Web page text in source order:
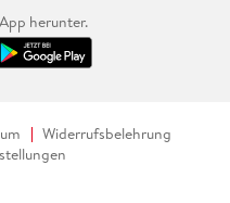
herunter.
Widerrufsbelehrung